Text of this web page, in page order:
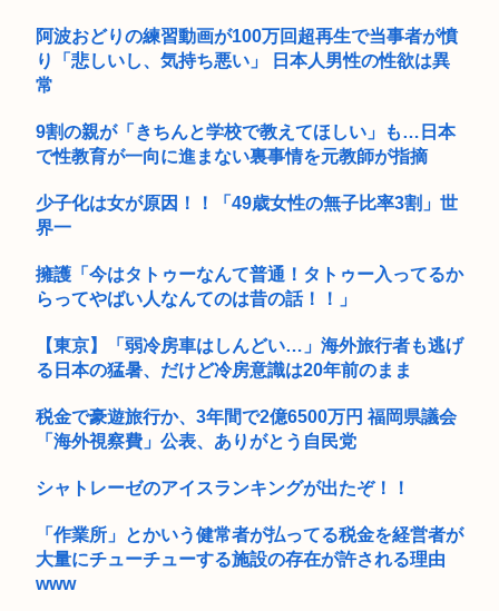
阿波おどりの練習動画が100万回超再生で当事者が憤
り「悲しいし、気持ち悪い」 日本人男性の性欲は異
常
9割の親が「きちんと学校で教えてほしい」も…日本
で性教育が一向に進まない裏事情を元教師が指摘
少子化は女が原因！！「49歳女性の無子比率3割」世
界一
擁護「今はタトゥーなんて普通！タトゥー入ってるか
らってやばい人なんてのは昔の話！！」
【東京】「弱冷房車はしんどい…」海外旅行者も逃げ
る日本の猛暑、だけど冷房意識は20年前のまま
税金で豪遊旅行か、3年間で2億6500万円 福岡県議会
「海外視察費」公表、ありがとう自民党
シャトレーゼのアイスランキングが出たぞ！！
「作業所」とかいう健常者が払ってる税金を経営者が
大量にチューチューする施設の存在が許される理由
www